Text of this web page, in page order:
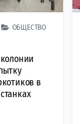
ОБЩЕСТВО
в